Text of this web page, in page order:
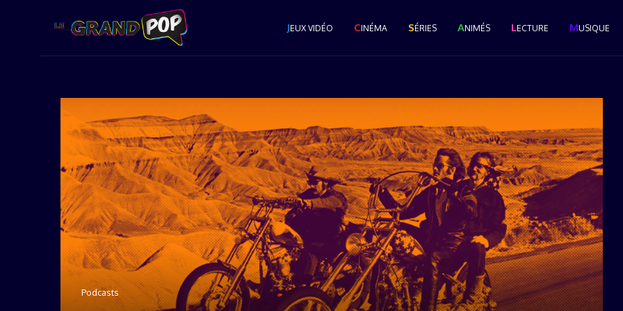
JEUX VIDÉO CINÉMA SÉRIES ANIMÉS LECTURE MUSIQUE
Podcasts
Le Grand Popcast #28 : La
Cérémonie des Pop...